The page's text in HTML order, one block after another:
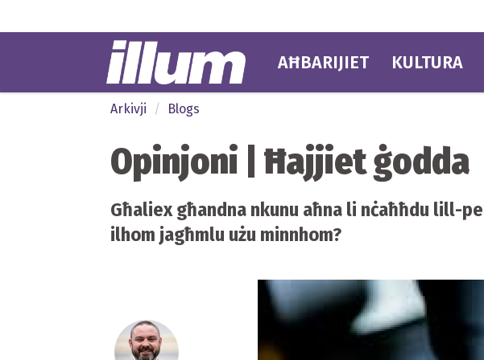
AĦBARIJIET KULTURA
Arkivji Blogs
Opinjoni | Ħajjiet ġodda
Għaliex għandna nkunu aħna li nċaħħdu lill-
ilhom jagħmlu użu minnhom?